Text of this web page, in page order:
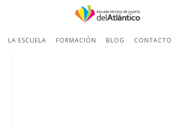
LA ESCUELA FORMACIÓN BLOG CONTACTO